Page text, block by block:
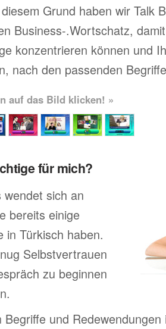
Grund haben wir Talk
Business-.Wortschatz,
konzentrieren können und
nach den passenden
auf das Bild klicken! »
für mich?
wendet sich an
bereits einige
in Türkisch haben.
Selbstvertrauen
zu beginnen
Begriffe und Redewendungen